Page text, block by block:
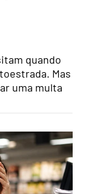
quando
Mas
uma multa